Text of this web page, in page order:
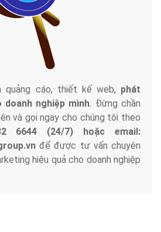
quảng cáo, thiết kế web, phát
nghiệp mình. Đừng chần
và gọi ngay cho chúng tôi theo
6644 (24/7) hoặc email:
để được tư vấn chuyên
hiệu quả cho doanh nghiệp